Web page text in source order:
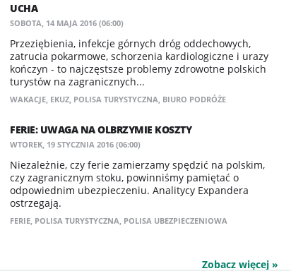
UCHA
SOBOTA, 14 MAJA 2016 (06:00)
Przeziębienia, infekcje górnych dróg oddechowych,
zatrucia pokarmowe, schorzenia kardiologiczne i urazy
kończyn - to najczęstsze problemy zdrowotne polskich
turystów na zagranicznych...
WAKACJE, EKUZ, POLISA TURYSTYCZNA, BIURO PODRÓŻE
FERIE: UWAGA NA OLBRZYMIE KOSZTY
WTOREK, 19 STYCZNIA 2016 (06:00)
Niezależnie, czy ferie zamierzamy spędzić na polskim,
czy zagranicznym stoku, powinniśmy pamiętać o
odpowiednim ubezpieczeniu. Analitycy Expandera
ostrzegają.
FERIE, POLISA TURYSTYCZNA, POLISA UBEZPIECZENIOWA
Zobacz więcej »